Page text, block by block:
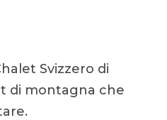
Svizzero di
di montagna che